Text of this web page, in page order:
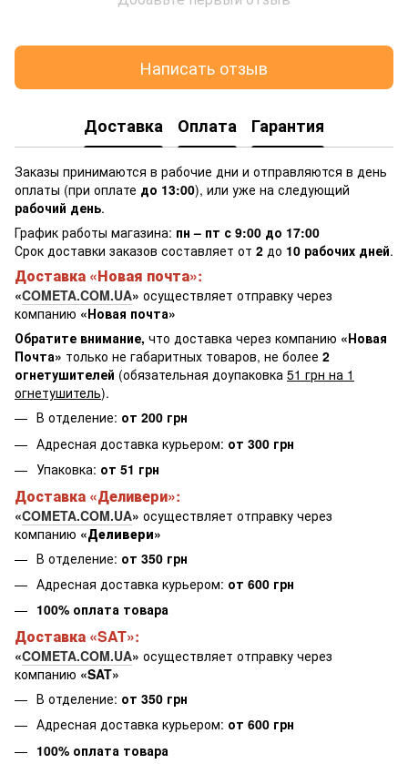
Написать отзыв
Доставка Оплата Гарантия
Заказы принимаются в рабочие дни и отправляются в день
оплаты (при оплате до 13:00), или уже на следующий
рабочий день.
График работы магазина: пн – пт с 9:00 до 17:00
Срок доставки заказов составляет от 2 до 10 рабочих дней.
Доставка «Новая почта»:
«COMETA.COM.UA» осуществляет отправку через
компанию «Новая почта»
Обратите внимание, что доставка через компанию «Новая
Почта» только не габаритных товаров, не более 2
огнетушителей (обязательная доупаковка 51 грн на 1
огнетушитель).
В отделение: от 200 грн
Адресная доставка курьером: от 300 грн
Упаковка: от 51 грн
Доставка «Деливери»:
«COMETA.COM.UA» осуществляет отправку через
компанию «Деливери»
В отделение: от 350 грн
Адресная доставка курьером: от 600 грн
100% оплата товара
Доставка «SAT»:
«COMETA.COM.UA» осуществляет отправку через
компанию «SAT»
В отделение: от 350 грн
Адресная доставка курьером: от 600 грн
100% оплата товара